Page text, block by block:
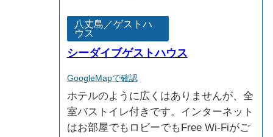
八丈島／ゲストハ
ウス
シーダイブゲストハウス
GoogleMapで確認
ホテルのように広くはありませんが、全
室バストイレ付きです。インターネット
はお部屋でもロビーでもFree Wi-Fiがご